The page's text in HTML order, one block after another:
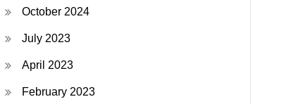
October 2024
July 2023
April 2023
February 2023